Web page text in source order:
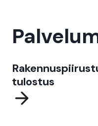
tulostus